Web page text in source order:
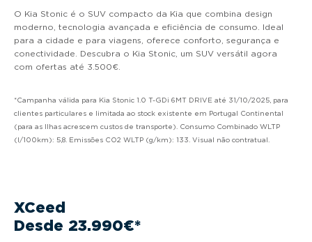
O Kia Stonic é o SUV compacto da Kia que combina design
moderno, tecnologia avançada e eficiência de consumo. Ideal
para a cidade e para viagens, oferece conforto, segurança e
conectividade. Descubra o Kia Stonic, um SUV versátil agora
com ofertas até 3.500€.
*Campanha válida para Kia Stonic 1.0 T-GDi 6MT DRIVE até 31/10/2025, para
clientes particulares e limitada ao stock existente em Portugal Continental
(para as Ilhas acrescem custos de transporte). Consumo Combinado WLTP
(l/100km): 5,8. Emissões CO2 WLTP (g/km): 133. Visual não contratual.
XCeed
Desde 23.990€*